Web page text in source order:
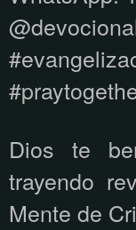
Dios te
trayendo
Mente de